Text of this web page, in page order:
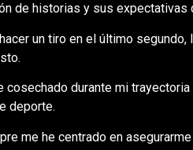
de historias y sus expectativas
un tiro en el último
cosechado durante mi
deporte.
me he centrado en